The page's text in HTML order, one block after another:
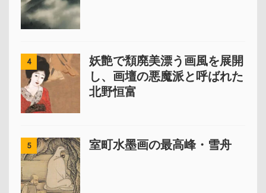
4
妖艶で頽廃美漂う画風を展開
し、画壇の悪魔派と呼ばれた
北野恒富
5 室町水墨画の最高峰・雪舟